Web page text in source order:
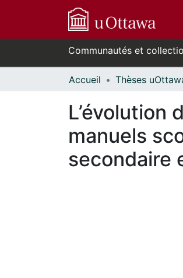
Communautés et
Accueil
L’évolution
manuels
secondaire